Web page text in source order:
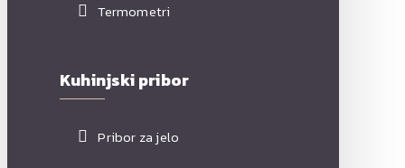
Termometri
Kuhinjski pribor
Pribor za jelo